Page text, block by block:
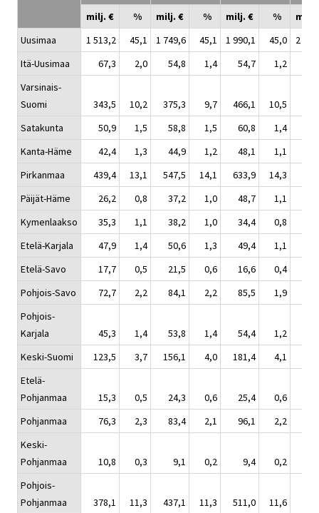
milj. €
% milj. € % milj. € %
milj.
Uusimaa
1 513,2 45,1 1 749,6 45,1 1 990,1 45,0
2
Itä-Uusimaa
67,3 2,0 54,8 1,4 54,7 1,2
Varsinais-
Suomi
343,5 10,2 375,3 9,7 466,1 10,5
Satakunta
50,9 1,5 58,8 1,5 60,8 1,4
Kanta-Häme
42,4 1,3 44,9 1,2 48,1 1,1
Pirkanmaa
439,4 13,1 547,5 14,1 633,9 14,3
Päijät-Häme
26,2 0,8 37,2 1,0 48,7 1,1
Kymenlaakso
35,3 1,1 38,2 1,0 34,4 0,8
Etelä-Karjala
47,9 1,4 50,6 1,3 49,4 1,1
Etelä-Savo
17,7 0,5 21,5 0,6 16,6 0,4
Pohjois-Savo
72,7 2,2 84,1 2,2 85,5 1,9
Pohjois-
Karjala
45,3 1,4 53,8 1,4 54,4 1,2
Keski-Suomi
123,5 3,7 156,1 4,0 181,4 4,1
Etelä-
Pohjanmaa
15,3 0,5 24,3 0,6 25,4 0,6
Pohjanmaa
76,3 2,3 83,4 2,1 96,1 2,2
Keski-
Pohjanmaa
10,8 0,3 9,1 0,2 9,4 0,2
Pohjois-
Pohjanmaa
378,1 11,3 437,1 11,3 511,0 11,6